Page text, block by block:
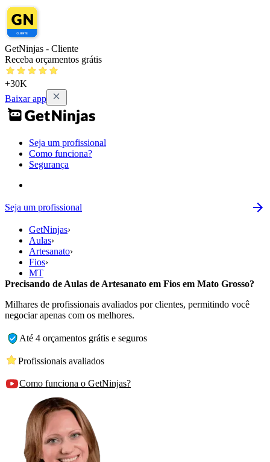
GetNinjas - Cliente
Receba orçamentos grátis
+30K
Baixar app
Seja um profissional
Como funciona?
Segurança
Seja um profissional
GetNinjas›
Aulas›
Artesanato›
Fios›
MT
Precisando de Aulas de Artesanato em Fios em Mato Grosso?
Milhares de profissionais avaliados por clientes, permitindo você
negociar apenas com os melhores.
Até 4 orçamentos grátis e seguros
Profissionais avaliados
Como funciona o GetNinjas?